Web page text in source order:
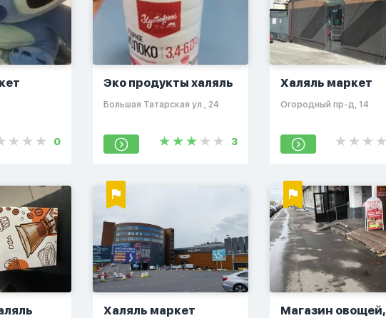
0
Эко продукты халяль
Большая Татарская ул., 24
3
Халяль маркет
Огородный пр-д, 14
Халяль маркет
Магазин овощей,